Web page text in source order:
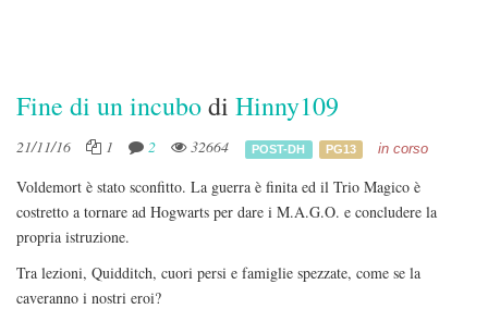
Fine di un incubodi Hinny109
21/11/16 1 2 32664 POST-DH PG13 in corso
Voldemort è stato sconfitto. La guerra è finita ed il Trio Magico è
costretto a tornare ad Hogwarts per dare i M.A.G.O. e concludere la
propria istruzione.
Tra lezioni, Quidditch, cuori persi e famiglie spezzate, come se la
caveranno i nostri eroi?